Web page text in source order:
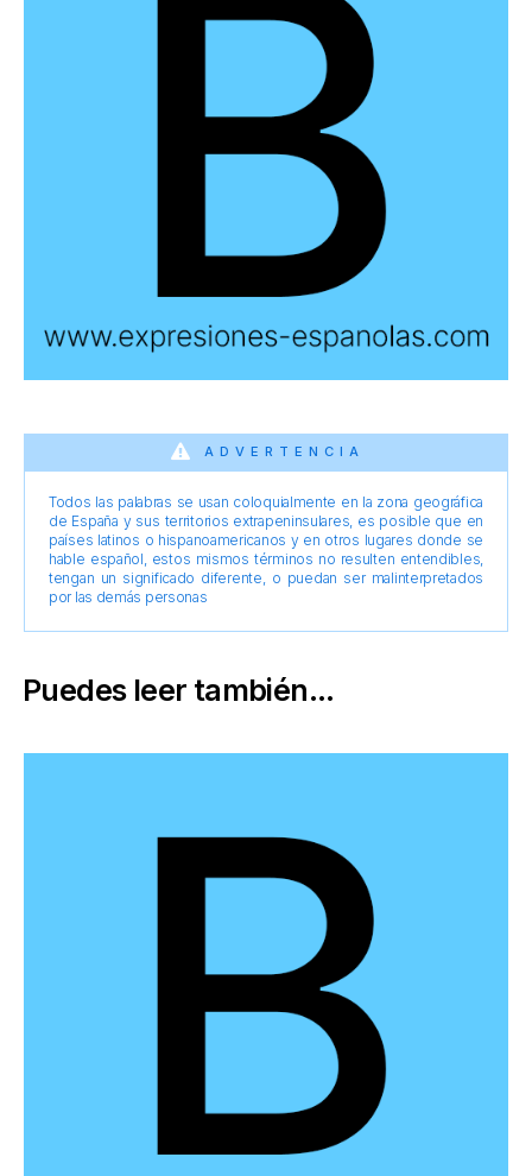
ADVERTENCIA
Todos las palabras se usan coloquialmente en la zona geográfica
de España y sus territorios extrapeninsulares, es posible que en
países latinos o hispanoamericanos y en otros lugares donde se
hable español, estos mismos términos no resulten entendibles,
tengan un significado diferente, o puedan ser malinterpretados
por las demás personas
Puedes leer también...